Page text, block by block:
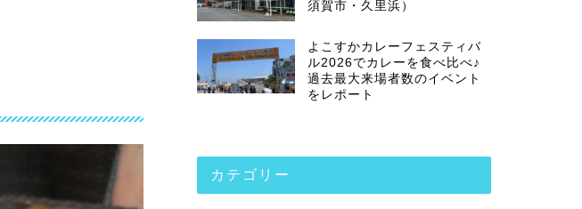
須賀市・久里浜）
よこすかカレーフェスティバ
ル2026でカレーを食べ比べ♪
過去最大来場者数のイベント
をレポート
カテゴリー